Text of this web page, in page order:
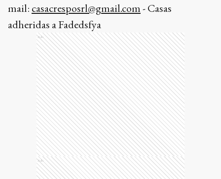
mail: casacresposrl@gmail.com- Casas
adheridas a Fadedsfya
Ads
Ads